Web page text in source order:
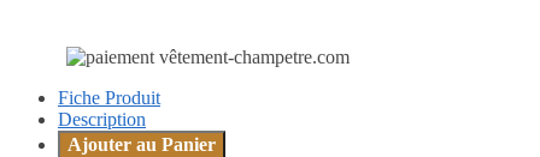
Fiche Produit
Description
Ajouter au Panier